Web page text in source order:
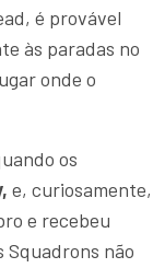
é provável
às paradas no
onde o
os
e, curiosamente,
e recebeu
não